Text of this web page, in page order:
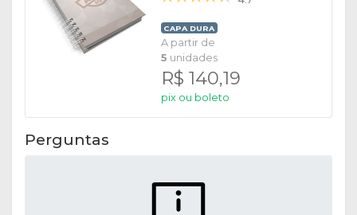
CAPA DURA
A partir de
5 unidades
R$ 140,19
pix ou boleto
Perguntas